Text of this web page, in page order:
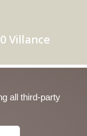
Villance
all third-party